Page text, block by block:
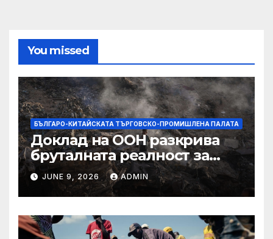
You missed
БЪЛГАРО-КИТАЙСКАТА ТЪРГОВСКО-ПРОМИШЛЕНА ПАЛАТА
Доклад на ООН разкрива
бруталната реалност за
палестинците в Газа,
Западния бряг
JUNE 9, 2026 ADMIN